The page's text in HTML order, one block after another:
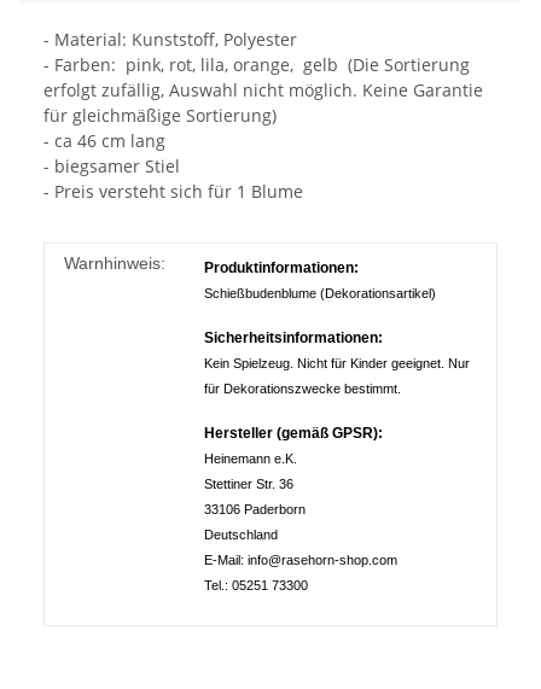
- Material: Kunststoff, Polyester
- Farben: pink, rot, lila, orange, gelb (Die Sortierung
erfolgt zufällig, Auswahl nicht möglich. Keine Garantie
für gleichmäßige Sortierung)
- ca 46 cm lang
- biegsamer Stiel
- Preis versteht sich für 1 Blume
Warnhinweis: Produktinformationen:
Schießbudenblume (Dekorationsartikel)
Sicherheitsinformationen:
Kein Spielzeug. Nicht für Kinder geeignet. Nur
für Dekorationszwecke bestimmt.
Hersteller (gemäß GPSR):
Heinemann e.K.
Stettiner Str. 36
33106 Paderborn
Deutschland
E-Mail: info@rasehorn-shop.com
Tel.: 05251 73300